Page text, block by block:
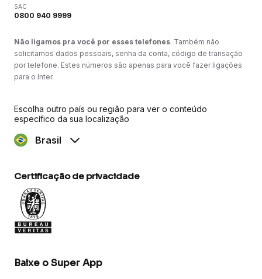
SAC
0800 940 9999
Não ligamos pra você por esses telefones. Também não
solicitamos dados pessoais, senha da conta, código de transação
por telefone. Estes números são apenas para você fazer ligações
para o Inter.
Escolha outro país ou região para ver o conteúdo
específico da sua localização
Brasil
Certificação de privacidade
Baixe o Super App